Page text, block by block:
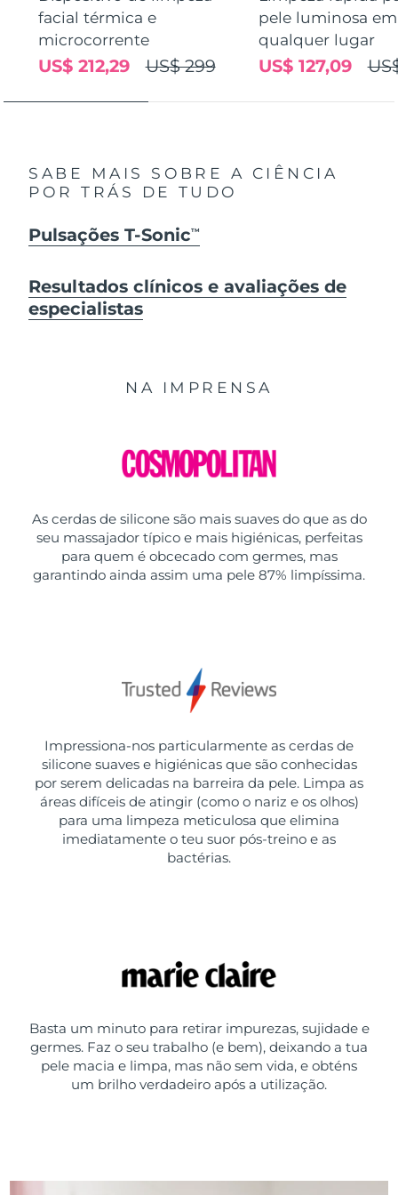
facial térmica e
microcorrente
US$ 299
US$ 212,29
pele luminosa em
qualquer lugar
US$ 127,09
SABE MAIS SOBRE A CIÊNCIA
POR TRÁS DE TUDO
Pulsações T-SonicTM
Resultados clínicos e avaliações de
especialistas
NA IMPRENSA
As cerdas de silicone são mais suaves do que as do
seu massajador típico e mais higiénicas, perfeitas
para quem é obcecado com germes, mas
garantindo ainda assim uma pele 87% limpíssima.
Impressiona-nos particularmente as cerdas de
silicone suaves e higiénicas que são conhecidas
por serem delicadas na barreira da pele. Limpa as
áreas difíceis de atingir (como o nariz e os olhos)
para uma limpeza meticulosa que elimina
imediatamente o teu suor pós-treino e as
bactérias.
Basta um minuto para retirar impurezas, sujidade e
germes. Faz o seu trabalho (e bem), deixando a tua
pele macia e limpa, mas não sem vida, e obténs
um brilho verdadeiro após a utilização.